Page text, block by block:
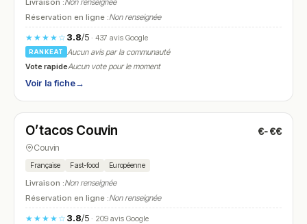
Livraison :Non renseignée
Réservation en ligne :Non renseignée
★★★★☆ 3.8/5· 437 avis Google
RANKEAT
Aucun avis par la communauté
Vote rapideAucun vote pour le moment
Voir la fiche→
N° 27
O’tacos Couvin €-€€
Couvin
Française Fast-food Européenne
Livraison :Non renseignée
Réservation en ligne :Non renseignée
★★★★☆ 3.8/5· 209 avis Google